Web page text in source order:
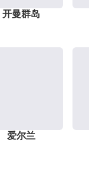
开曼群岛
爱尔兰